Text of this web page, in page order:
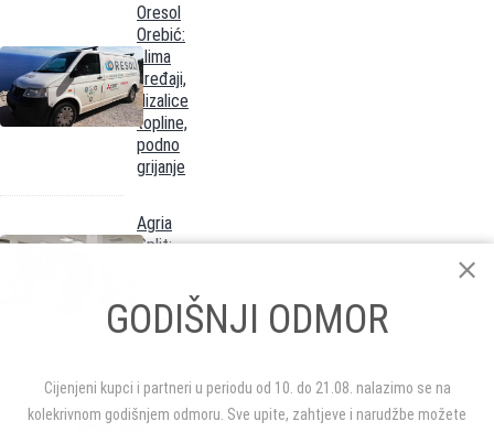
Oresol
Orebić:
klima
uređaji,
dizalice
topline,
podno
grijanje
Agria
Split:
klima
uređaji
Activity
doo
GODIŠNJI ODMOR
Cijenjeni kupci i partneri u periodu od 10. do 21.08. nalazimo se na
kolekrivnom godišnjem odmoru. Sve upite, zahtjeve i narudžbe možete